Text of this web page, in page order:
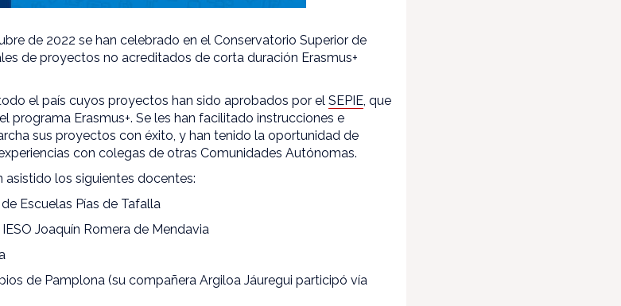
de 2022 se han celebrado en el Conservatorio Superior de
de proyectos no acreditados de corta duración Erasmus+
el país cuyos proyectos han sido aprobados por elSEPIE, que
programa Erasmus+. Se les han facilitado instrucciones e
sus proyectos con éxito, y han tenido la oportunidad de
con colegas de otras Comunidades Autónomas.
asistido los siguientes docentes:
Escuelas Pías de Tafalla
Joaquín Romera de Mendavia
de Pamplona (su compañera Argiloa Jáuregui participó vía